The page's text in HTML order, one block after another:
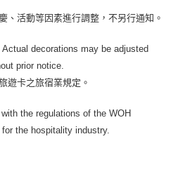
、活動等因素進行調整，不另行通知。
decorations may be adjusted
prior notice.
遊卡之旅宿業規定。
the regulations of the WOH
the hospitality industry.